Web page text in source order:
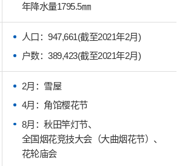
年降水量1795.5㎜
人口：947,661(截至2021年2月)
户数：389,423(截至2021年2月)
2月：雪屋
4月：角馆樱花节
8月：秋田竿灯节、
全国烟花竞技大会（大曲烟花节）、
花轮庙会